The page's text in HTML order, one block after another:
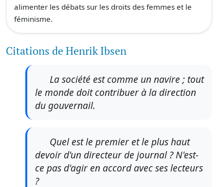
alimenter les débats sur les droits des femmes et le
féminisme.
Citations de Henrik Ibsen
La société est comme un navire ; tout
le monde doit contribuer à la direction
du gouvernail.
Quel est le premier et le plus haut
devoir d'un directeur de journal ? N'est-
ce pas d'agir en accord avec ses lecteurs
?